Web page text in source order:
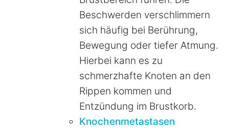
Beschwerden verschlimmern
sich häufig bei Berührung,
Bewegung oder tiefer Atmung.
Hierbei kann es zu
schmerzhafte Knoten an den
Rippen kommen und
Entzündung im Brustkorb.
Knochenmetastasen